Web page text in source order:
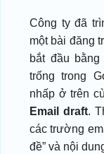
Công ty đã
một bài đăng
bắt đầu
trống trong
nhấp ở trên
Email draft.
các trường
đề” và nội